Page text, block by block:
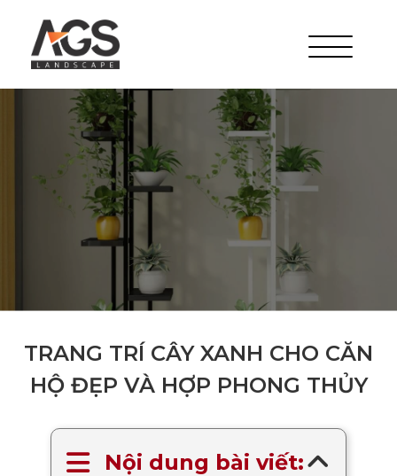
TRANG TRÍ CÂY XANH CHO CĂN
HỘ ĐẸP VÀ HỢP PHONG THỦY
Nội dung bài viết: